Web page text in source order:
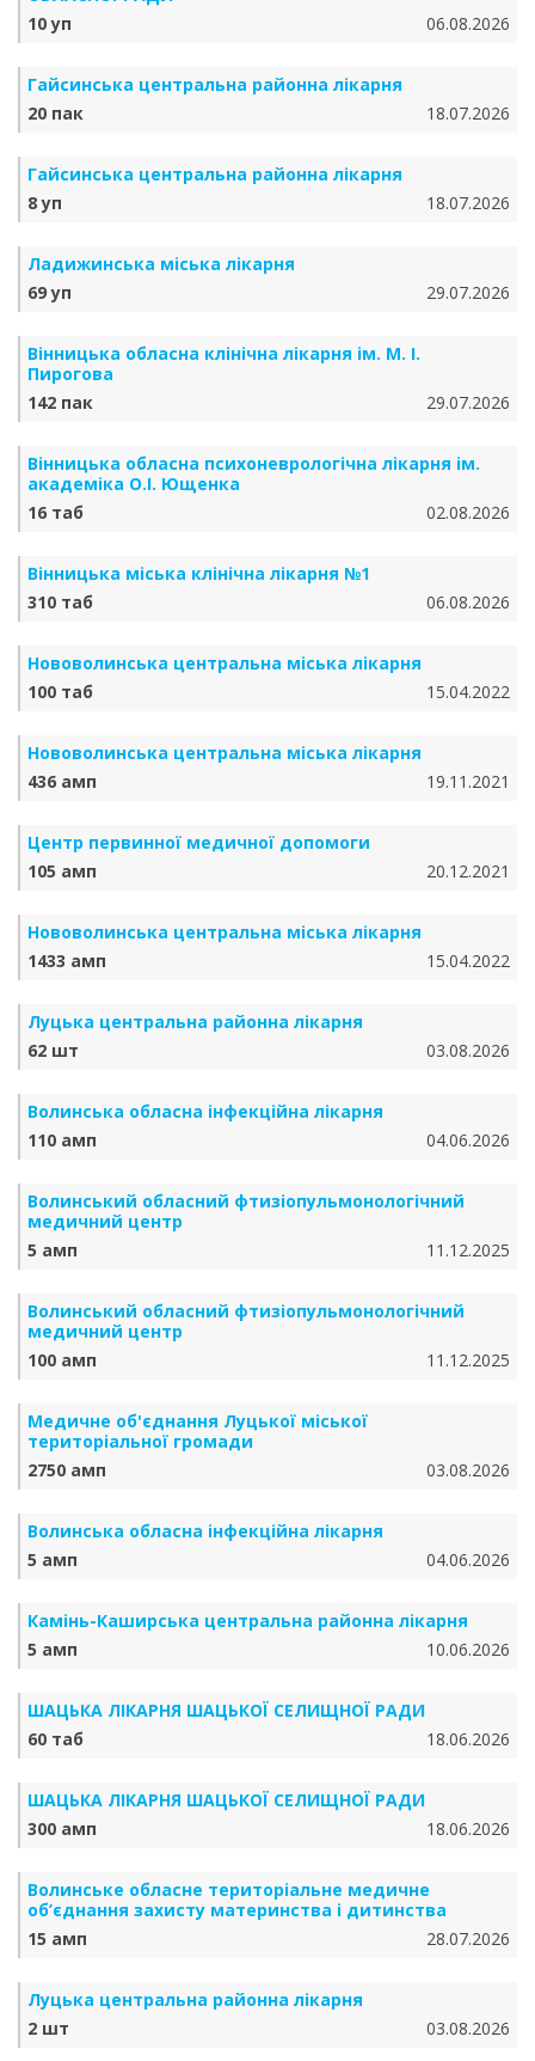
10 уп
06.08.2026
Гайсинська центральна районна лікарня
20 пак
18.07.2026
Гайсинська центральна районна лікарня
8 уп
18.07.2026
Ладижинська міська лікарня
69 уп
29.07.2026
Вінницька обласна клінічна лікарня ім. М. І.
Пирогова
142 пак
29.07.2026
Вінницька обласна психоневрологічна лікарня ім.
академіка О.І. Ющенка
16 таб
02.08.2026
Вінницька міська клінічна лікарня №1
310 таб
06.08.2026
Нововолинська центральна міська лікарня
100 таб
15.04.2022
Нововолинська центральна міська лікарня
436 амп
19.11.2021
Центр первинної медичної допомоги
105 амп
20.12.2021
Нововолинська центральна міська лікарня
1433 амп
15.04.2022
Луцька центральна районна лікарня
62 шт
03.08.2026
Волинська обласна інфекційна лікарня
110 амп
04.06.2026
Волинський обласний фтизіопульмонологічний
медичний центр
5 амп
11.12.2025
Волинський обласний фтизіопульмонологічний
медичний центр
100 амп
11.12.2025
Медичне об'єднання Луцької міської
територіальної громади
2750 амп
03.08.2026
Волинська обласна інфекційна лікарня
5 амп
04.06.2026
Камінь-Каширська центральна районна лікарня
5 амп
10.06.2026
ШАЦЬКА ЛІКАРНЯ ШАЦЬКОЇ СЕЛИЩНОЇ РАДИ
60 таб
18.06.2026
ШАЦЬКА ЛІКАРНЯ ШАЦЬКОЇ СЕЛИЩНОЇ РАДИ
300 амп
18.06.2026
Волинське обласне територіальне медичне
об’єднання захисту материнства і дитинства
15 амп
28.07.2026
Луцька центральна районна лікарня
2 шт
03.08.2026